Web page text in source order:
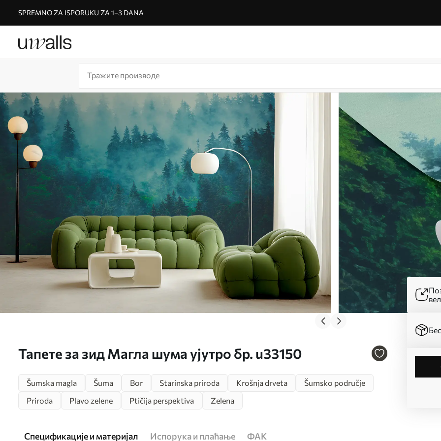
SPREMNO ZA ISPORUKU ZA 1–3 DANA
Тапете за зид Магла шума ујутро бр. u33150
Šumska magla Šuma Bor Starinska priroda Krošnja drveta
Šumsko područje
Priroda
Plavo zelene Ptičija perspektiva Zelena
Спецификације и материјал Испорука и плаћање ФАК